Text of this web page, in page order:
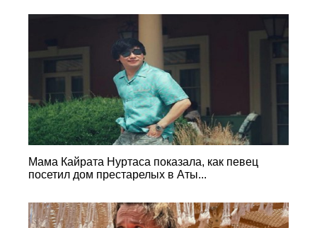
Мама Кайрата Нуртаса показала, как певец
посетил дом престарелых в Аты...